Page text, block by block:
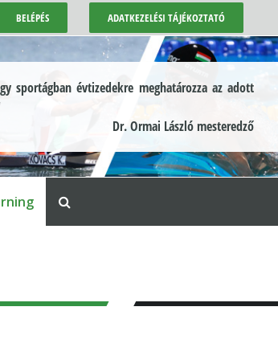
BELÉPÉS ADATKEZELÉSI TÁJÉKOZTATÓ
sportágban évtizedekre meghatározza az adott
Dr. Ormai László mesteredző